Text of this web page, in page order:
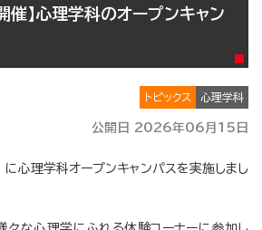
催】心理学科のオープンキャン
トピックス 心理学科
公開日 2026年06月15日
に心理学科オープンキャンパスを実施しまし